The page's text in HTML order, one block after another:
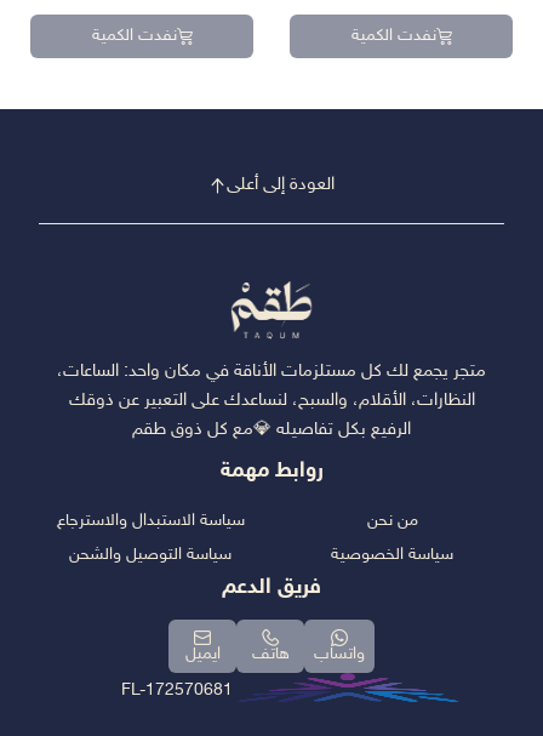
نفدت الكمية نفدت الكمية
العودة إلى أعلى
متجر يجمع لك كل مستلزمات الأناقة في مكان واحد: الساعات،
النظارات، الأقلام، والسبح، لنساعدك على التعبير عن ذوقك
الرفيع بكل تفاصيله 💎مع كل ذوق طقم
روابط مهمة
من نحن
سياسة الخصوصية
سياسة الاستبدال والاسترجاع
سياسة التوصيل والشحن
فريق الدعم
واتساب هاتف
ايميل
FL-172570681